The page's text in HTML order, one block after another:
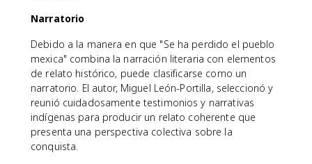
Narratorio
Debido a la manera en que "Se ha perdido el pueblo
mexica" combina la narración literaria con elementos
de relato histórico, puede clasificarse como un
narratorio. El autor, Miguel León-Portilla, seleccionó y
reunió cuidadosamente testimonios y narrativas
indígenas para producir un relato coherente que
presenta una perspectiva colectiva sobre la
conquista.